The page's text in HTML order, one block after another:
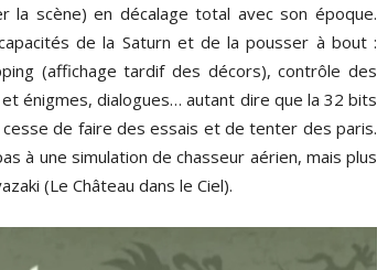
scène) en décalage total avec son époque.
de la Saturn et de la pousser à bout :
(affichage tardif des décors), contrôle des
énigmes, dialogues… autant dire que la 32 bits
de faire des essais et de tenter des paris.
à une simulation de chasseur aérien, mais plus
(Le Château dans le Ciel).